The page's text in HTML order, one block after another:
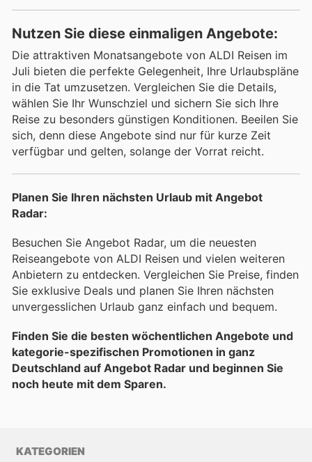
Nutzen Sie diese einmaligen Angebote:
Die attraktiven Monatsangebote von ALDI Reisen im
Juli bieten die perfekte Gelegenheit, Ihre Urlaubspläne
in die Tat umzusetzen. Vergleichen Sie die Details,
wählen Sie Ihr Wunschziel und sichern Sie sich Ihre
Reise zu besonders günstigen Konditionen. Beeilen Sie
sich, denn diese Angebote sind nur für kurze Zeit
verfügbar und gelten, solange der Vorrat reicht.
Planen Sie Ihren nächsten Urlaub mit Angebot
Radar:
Besuchen Sie Angebot Radar, um die neuesten
Reiseangebote von ALDI Reisen und vielen weiteren
Anbietern zu entdecken. Vergleichen Sie Preise, finden
Sie exklusive Deals und planen Sie Ihren nächsten
unvergesslichen Urlaub ganz einfach und bequem.
Finden Sie die besten wöchentlichen Angebote und
kategorie-spezifischen Promotionen in ganz
Deutschland auf Angebot Radar und beginnen Sie
noch heute mit dem Sparen.
KATEGORIEN